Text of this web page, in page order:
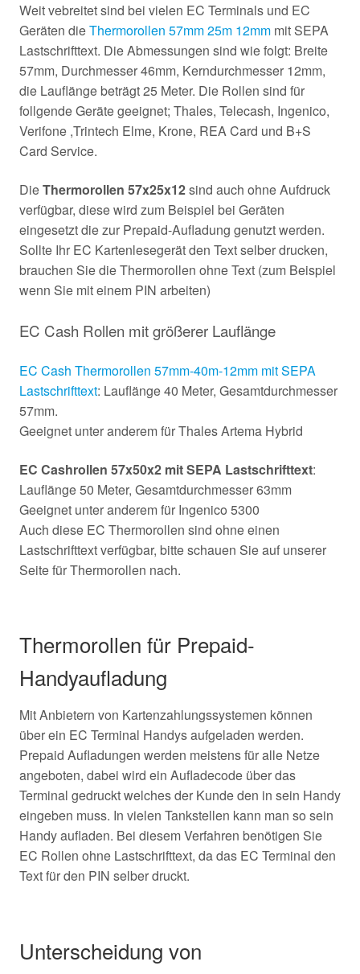
Weit vebreitet sind bei vielen EC Terminals und EC
Geräten dieThermorollen 57mm 25m 12mm mit SEPA
Lastschrifttext. Die Abmessungen sind wie folgt: Breite
57mm, Durchmesser 46mm, Kerndurchmesser 12mm,
die Lauflänge beträgt 25 Meter. Die Rollen sind für
follgende Geräte geeignet; Thales, Telecash, Ingenico,
Verifone ,Trintech Elme, Krone, REA Card und B+S
Card Service.
DieThermorollen 57x25x12sind auch ohne Aufdruck
verfügbar, diese wird zum Beispiel bei Geräten
eingesetzt die zur Prepaid-Aufladung genutzt werden.
Sollte Ihr EC Kartenlesegerät den Text selber drucken,
brauchen Sie die Thermorollen ohne Text (zum Beispiel
wenn Sie mit einem PIN arbeiten)
EC Cash Rollen mit größerer Lauflänge
EC Cash Thermorollen 57mm-40m-12mm mit SEPA
Lastschrifttext: Lauflänge 40 Meter, Gesamtdurchmesser
57mm.
Geeignet unter anderem für Thales Artema Hybrid
EC Cashrollen 57x50x2 mit SEPA Lastschrifttext:
Lauflänge 50 Meter, Gesamtdurchmesser 63mm
Geeignet unter anderem für Ingenico 5300
Auch diese EC Thermorollen sind ohne einen
Lastschrifttext verfügbar, bitte schauen Sie auf unserer
Seite für Thermorollen nach.
Thermorollen für Prepaid-
Handyaufladung
Mit Anbietern von Kartenzahlungssystemen können
über ein EC Terminal Handys aufgeladen werden.
Prepaid Aufladungen werden meistens für alle Netze
angeboten, dabei wird ein Aufladecode über das
Terminal gedruckt welches der Kunde den in sein Handy
eingeben muss. In vielen Tankstellen kann man so sein
Handy aufladen. Bei diesem Verfahren benötigen Sie
EC Rollen ohne Lastschrifttext, da das EC Terminal den
Text für den PIN selber druckt.
Unterscheidung von